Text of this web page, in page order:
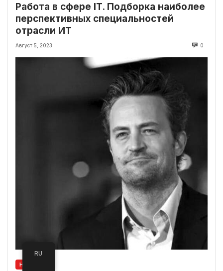
Работа в сфере IT. Подборка наиболее
перспективных специальностей
отрасли ИТ
Август 5, 2023 0
НОВОСТИ
RU